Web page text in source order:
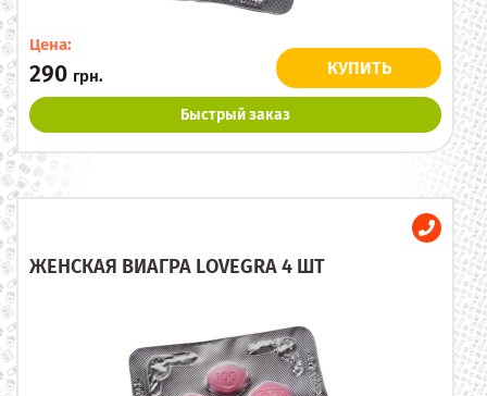
Цена:
290 грн. КУПИТЬ
Быстрый заказ
ЖЕНСКАЯ ВИАГРА LOVEGRA 4 ШТ